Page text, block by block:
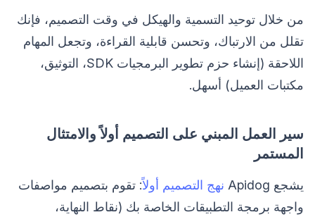
من خلال توحيد التسمية والهيكل في وقت التصميم، فإنك
تقلل من الارتباك، وتحسن قابلية القراءة، وتجعل المهام
اللاحقة (إنشاء حزم تطوير البرمجيات SDK، التوثيق،
مكتبات العميل) أسهل.
سير العمل المبني على التصميم أولاً والامتثال
المستمر
يشجع Apidog نهج التصميم أولاً: تقوم بتصميم مواصفات
واجهة برمجة التطبيقات الخاصة بك (نقاط النهاية،